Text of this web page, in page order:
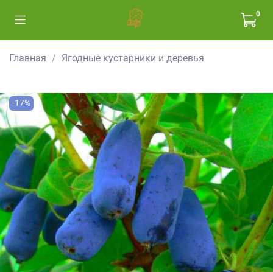
0
Главная Ягодные кустарники и деревья
-17%